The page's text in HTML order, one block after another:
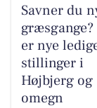
Savner du
er nye
stillinger i
Højbjerg og
omegn